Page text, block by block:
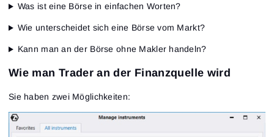
Was ist eine Börse in einfachen Worten?
Wie unterscheidet sich eine Börse vom Markt?
Kann man an der Börse ohne Makler handeln?
Wie man Trader an der Finanzquelle wird
Sie haben zwei Möglichkeiten: